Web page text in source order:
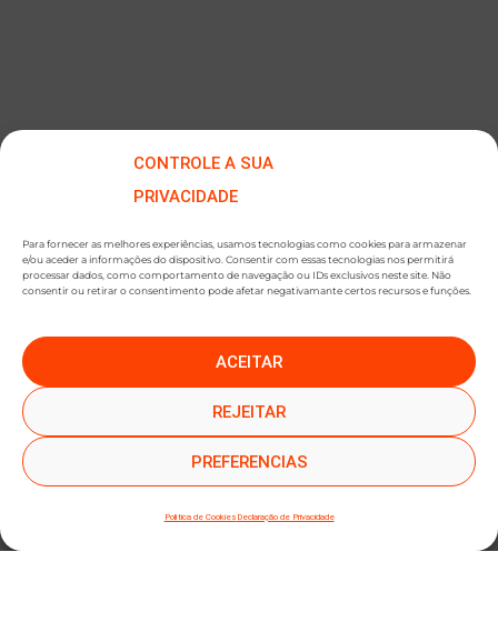
CONTROLE A SUA
PRIVACIDADE
Para fornecer as melhores experiências, usamos tecnologias como cookies para armazenar
e/ou aceder a informações do dispositivo. Consentir com essas tecnologias nos permitirá
processar dados, como comportamento de navegação ou IDs exclusivos neste site. Não
consentir ou retirar o consentimento pode afetar negativamante certos recursos e funções.
ACEITAR
REJEITAR
PREFERENCIAS
Política de Cookies Declaração de Privacidade
●SUBSCREVER NEWSLETTER●